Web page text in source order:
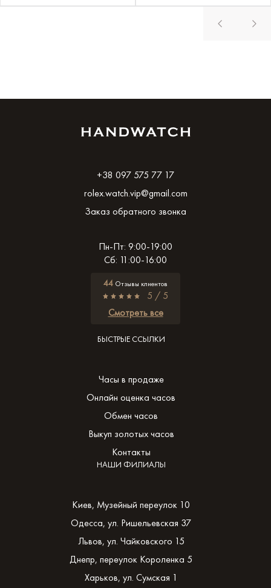
+38 097 575 77 17
rolex.watch.vip@gmail.com
Заказ обратного звонка
Пн-Пт: 9:00-19:00
Сб: 11:00-16:00
44 Отзывы клиентов
5 / 5
Смотреть все
БЫСТРЫЕ ССЫЛКИ
Часы в продаже
Онлайн оценка часов
Обмен часов
Выкуп золотых часов
Контакты
НАШИ ФИЛИАЛЫ
Киев, Музейный переулок 10
Одесса, ул. Ришельевская 37
Львов, ул. Чайковского 15
Днепр, переулок Короленка 5
Харьков, ул. Сумская 1